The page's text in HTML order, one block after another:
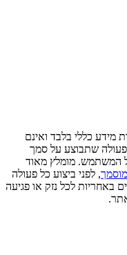
מידע כללי בלבד ואינם
פעולה שתבוצע על סמך
המשתמש. מומלץ מאוד
, לפני ביצוע כל פעולה
באחריות לכל נזק או פגיעה